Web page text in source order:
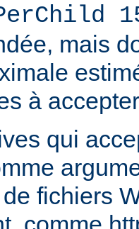
mais
à
qui
fichiers